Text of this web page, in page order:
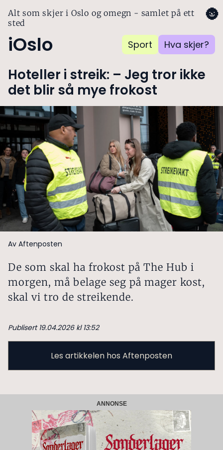
Alt som skjer i Oslo og omegn - samlet på ett
sted
iOslo Sport Hva skjer?
🌚
Hoteller i streik: – Jeg tror ikke
det blir så mye frokost
Av Aftenposten
De som skal ha frokost på The Hub i
morgen, må belage seg på mager kost,
skal vi tro de streikende.
Publisert 19.04.2026 kl 13:52
Les artikkelen hos Aftenposten
ANNONSE